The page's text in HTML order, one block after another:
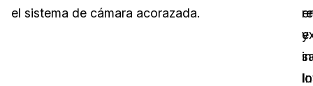
Recomendaciones
el sistema de cámara acorazada.
y